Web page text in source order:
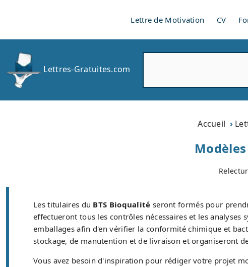
Lettre de Motivation CV
Lettres-Gratuites.com
Accueil
Les titulaires du BTS Bioqualité seront formés pour
effectueront tous les contrôles nécessaires et les
emballages afin d'en vérifier la conformité chimique et
stockage, de manutention et de livraison et organiseront
Vous avez besoin d'inspiration pour rédiger votre projet